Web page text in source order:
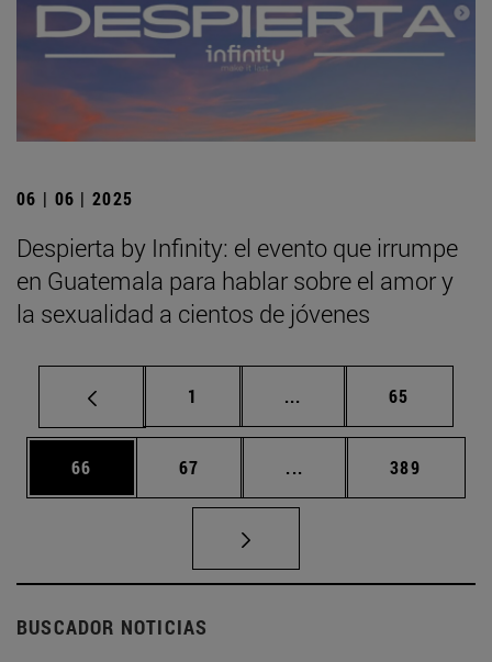
06 | 06 | 2025
Despierta by Infinity: el evento que irrumpe
en Guatemala para hablar sobre el amor y
la sexualidad a cientos de jóvenes
Página
1 ... Páginas intermedias
Página
65
Página
66 Página
67 ... Páginas intermedias
Página
389
BUSCADOR NOTICIAS